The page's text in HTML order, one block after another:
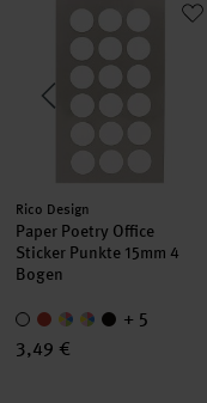
Hersteller:
Rico Design
Paper Poetry Office
Sticker Punkte 15mm 4
Bogen
+ 5
3,49 €